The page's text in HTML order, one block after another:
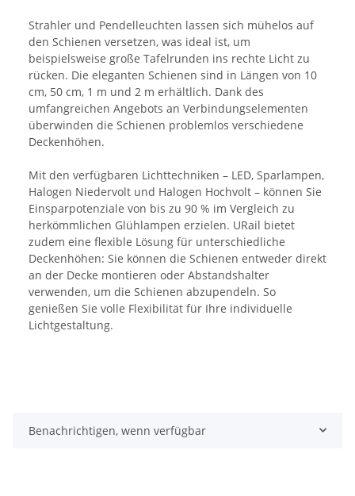
Strahler und Pendelleuchten lassen sich mühelos auf
den Schienen versetzen, was ideal ist, um
beispielsweise große Tafelrunden ins rechte Licht zu
rücken. Die eleganten Schienen sind in Längen von 10
cm, 50 cm, 1 m und 2 m erhältlich. Dank des
umfangreichen Angebots an Verbindungselementen
überwinden die Schienen problemlos verschiedene
Deckenhöhen.
Mit den verfügbaren Lichttechniken – LED, Sparlampen,
Halogen Niedervolt und Halogen Hochvolt – können Sie
Einsparpotenziale von bis zu 90 % im Vergleich zu
herkömmlichen Glühlampen erzielen. URail bietet
zudem eine flexible Lösung für unterschiedliche
Deckenhöhen: Sie können die Schienen entweder direkt
an der Decke montieren oder Abstandshalter
verwenden, um die Schienen abzupendeln. So
genießen Sie volle Flexibilität für Ihre individuelle
Lichtgestaltung.
Benachrichtigen, wenn verfügbar